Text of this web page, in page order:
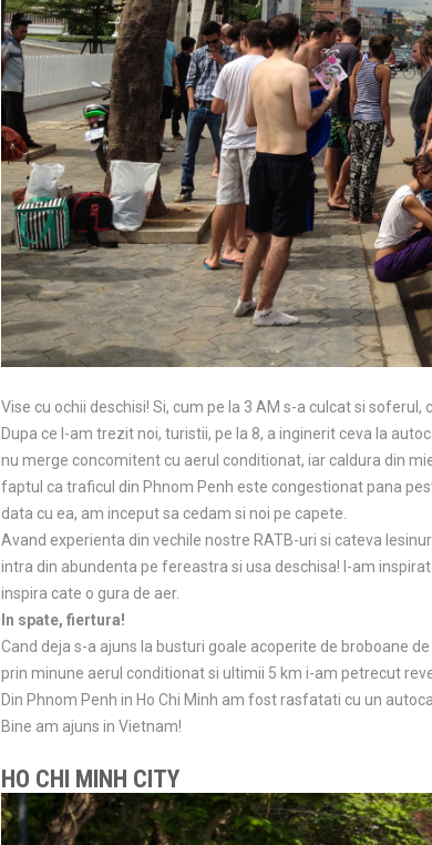
Vise cu ochii deschisi! Si, cum pe la 3 AM s-a culcat si
Dupa ce l-am trezit noi, turistii, pe la 8, a inginerit ceva la
nu merge concomitent cu aerul conditionat, iar caldura din
faptul ca traficul din Phnom Penh este congestionat pana
data cu ea, am inceput sa cedam si noi pe capete.
Avand experienta din vechile nostre RATB-uri si cateva
intra din abundenta pe fereastra si usa deschisa! I-am
inspira cate o gura de aer.
In spate, fiertura!
Cand deja s-a ajuns la busturi goale acoperite de broboane
prin minune aerul conditionat si ultimii 5 km i-am petrecut
Din Phnom Penh in Ho Chi Minh am fost rasfatati cu un
Bine am ajuns in Vietnam!
HO CHI MINH CITY